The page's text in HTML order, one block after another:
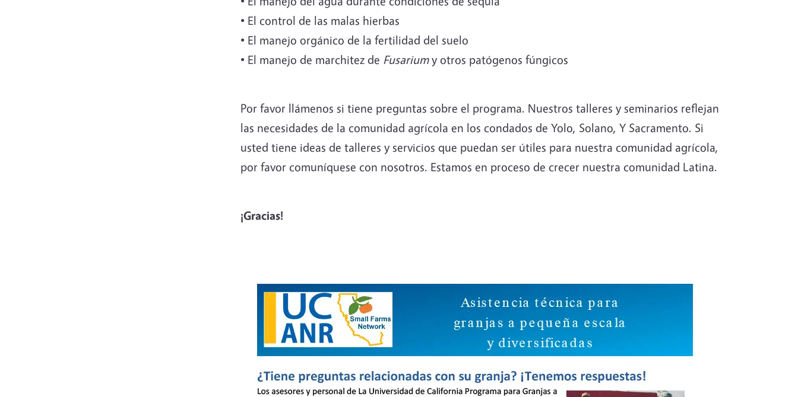
• El control de las malas hierbas
• El manejo orgánico de la fertilidad del suelo
• El manejo de marchitez de Fusariumy otros patógenos fúngicos
Por favor llámenos si tiene preguntas sobre el programa. Nuestros talleres y seminarios reflejan
las necesidades de la comunidad agrícola en los condados de Yolo, Solano, Y Sacramento. Si
usted tiene ideas de talleres y servicios que puedan ser útiles para nuestra comunidad agrícola,
por favor comuníquese con nosotros. Estamos en proceso de crecer nuestra comunidad Latina.
¡Gracias!